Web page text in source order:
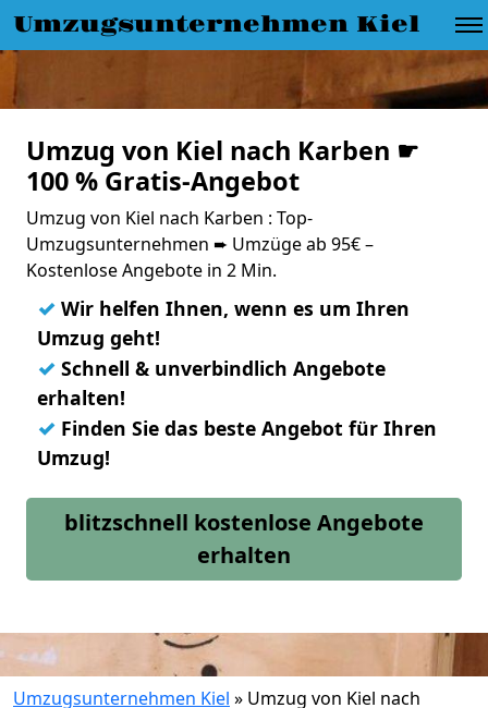
Umzugsunternehmen Kiel
Umzug von Kiel nach Karben ☛
100 % Gratis-Angebot
Umzug von Kiel nach Karben : Top-
Umzugsunternehmen ➨ Umzüge ab 95€ –
Kostenlose Angebote in 2 Min.
✓ Wir helfen Ihnen, wenn es um Ihren
Umzug geht!
✓ Schnell & unverbindlich Angebote
erhalten!
✓ Finden Sie das beste Angebot für Ihren
Umzug!
blitzschnell kostenlose Angebote
erhalten
Umzugsunternehmen Kiel » Umzug von Kiel nach